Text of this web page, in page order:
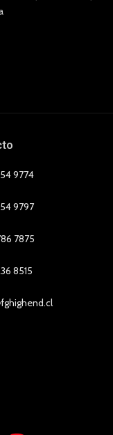
9774
9797
7875
8515